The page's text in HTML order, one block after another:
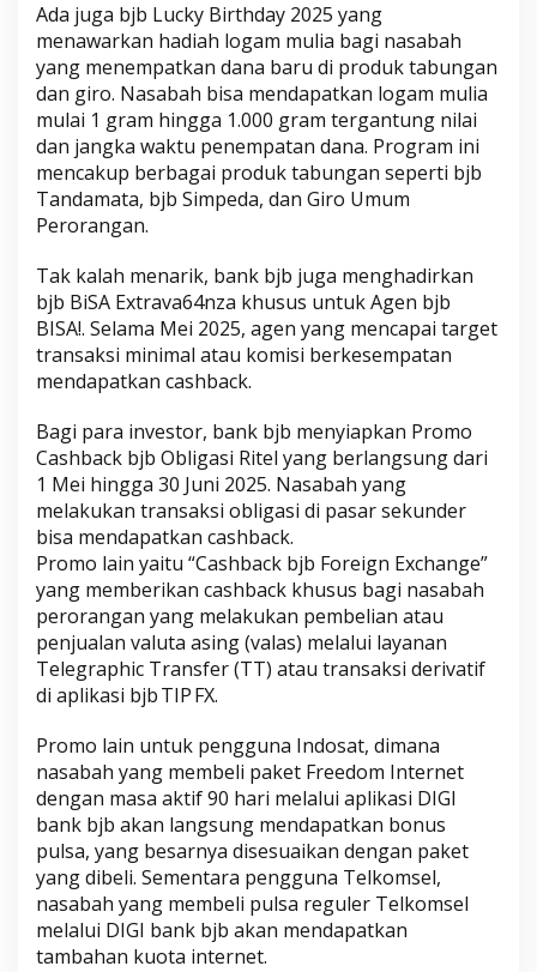
Ada juga bjb Lucky Birthday 2025 yang
menawarkan hadiah logam mulia bagi nasabah
yang menempatkan dana baru di produk tabungan
dan giro. Nasabah bisa mendapatkan logam mulia
mulai 1 gram hingga 1.000 gram tergantung nilai
dan jangka waktu penempatan dana. Program ini
mencakup berbagai produk tabungan seperti bjb
Tandamata, bjb Simpeda, dan Giro Umum
Perorangan.
Tak kalah menarik, bank bjb juga menghadirkan
bjb BiSA Extrava64nza khusus untuk Agen bjb
BISA!. Selama Mei 2025, agen yang mencapai target
transaksi minimal atau komisi berkesempatan
mendapatkan cashback.
Bagi para investor, bank bjb menyiapkan Promo
Cashback bjb Obligasi Ritel yang berlangsung dari
1 Mei hingga 30 Juni 2025. Nasabah yang
melakukan transaksi obligasi di pasar sekunder
bisa mendapatkan cashback.
Promo lain yaitu “Cashback bjb Foreign Exchange”
yang memberikan cashback khusus bagi nasabah
perorangan yang melakukan pembelian atau
penjualan valuta asing (valas) melalui layanan
Telegraphic Transfer (TT) atau transaksi derivatif
di aplikasi bjb TIP FX.
Promo lain untuk pengguna Indosat, dimana
nasabah yang membeli paket Freedom Internet
dengan masa aktif 90 hari melalui aplikasi DIGI
bank bjb akan langsung mendapatkan bonus
pulsa, yang besarnya disesuaikan dengan paket
yang dibeli. Sementara pengguna Telkomsel,
nasabah yang membeli pulsa reguler Telkomsel
melalui DIGI bank bjb akan mendapatkan
tambahan kuota internet.